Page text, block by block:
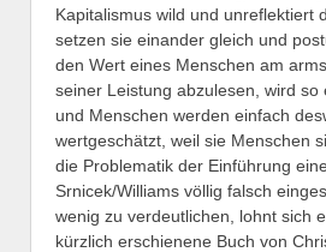
Kapitalismus wild und unreflektiert
setzen sie einander gleich und
den Wert eines Menschen am
seiner Leistung abzulesen, wird so
und Menschen werden einfach
wertgeschätzt, weil sie Menschen
die Problematik der Einführung
Srnicek/Williams völlig falsch
wenig zu verdeutlichen, lohnt sich
kürzlich erschienene Buch von